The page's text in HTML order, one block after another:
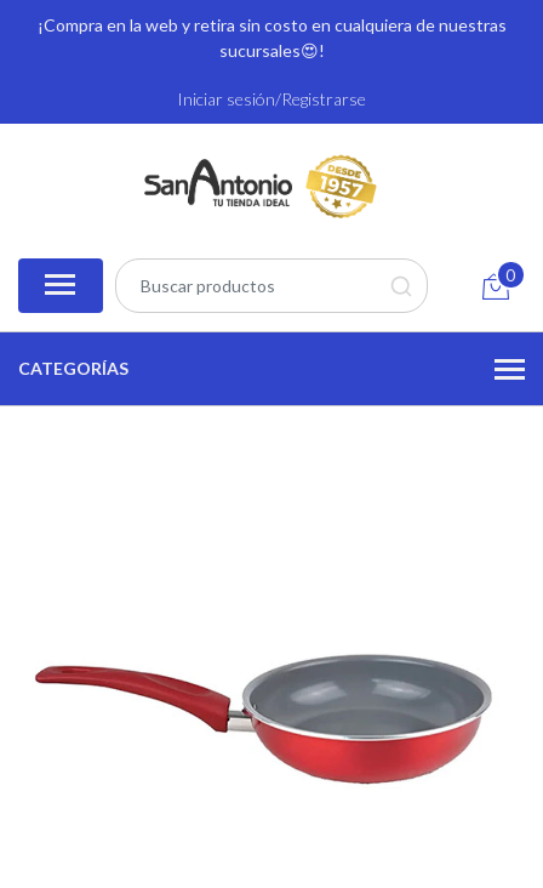
¡Compra en la web y retira sin costo en cualquiera de nuestras
sucursales😍!
Iniciar sesión/Registrarse
0
CATEGORÍAS